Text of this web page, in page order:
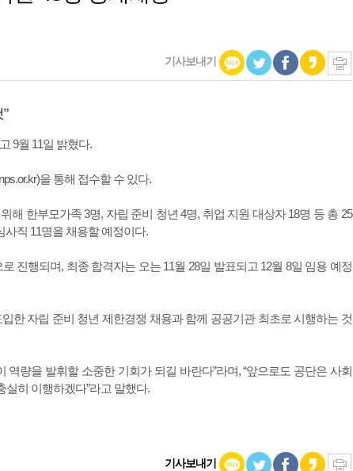
기사보내기
”
9월 11일 밝혔다.
을 통해 접수할 수 있다.
한부모가족 3명, 자립 준비 청년 4명, 취업 지원 대상자 18명 등 총 25
직 11명을 채용할 예정이다.
행되며, 최종 합격자는 오는 11월 28일 발표되고 12월 8일 임용 예정
한 자립 준비 청년 제한경쟁 채용과 함께 공공기관 최초로 시행하는 것
량을 발휘할 소중한 기회가 되길 바란다”라며, “앞으로도 공단은 사회
히 이행하겠다”라고 말했다.
기사보내기